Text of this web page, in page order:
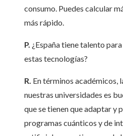
consumo. Puedes calcular
más rápido.
P. ¿España tiene talento
estas tecnologías?
R. En términos académicos,
nuestras universidades es
que se tienen que adaptar y
programas cuánticos y de